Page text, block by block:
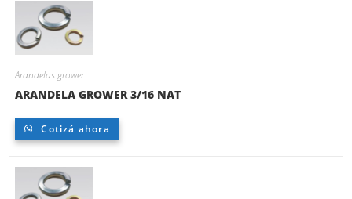
Arandelas grower
ARANDELA GROWER 3/16 NAT
Cotizá ahora